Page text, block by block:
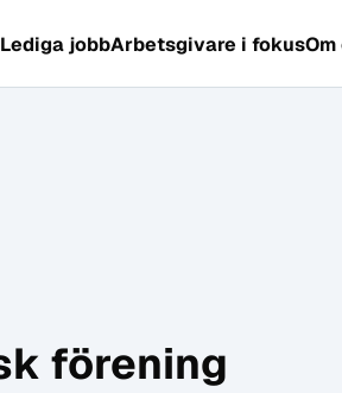
Lediga jobbArbetsgivare i fokus
förening